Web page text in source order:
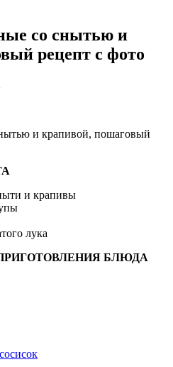
со снытью и
рецепт с фото
и крапивы
лука
БЛЮДА